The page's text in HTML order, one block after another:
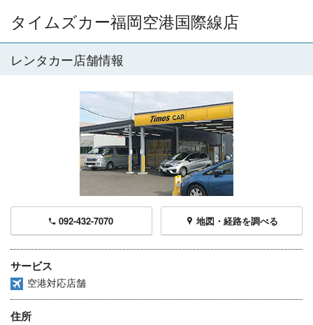
タイムズカー福岡空港国際線店
レンタカー店舗情報
092-432-7070 地図・経路を調べる
サービス
空港対応店舗
住所